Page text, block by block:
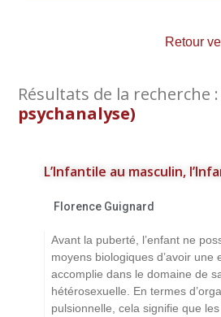
Retour
Résultats de la recherche :
psychanalyse)
L’Infantile au masculin,
Florence Guignard
Avant la puberté, l’enfant ne
moyens biologiques d’avoir une
accomplie dans le domaine de
hétérosexuelle. En termes
pulsionnelle, cela signifie que